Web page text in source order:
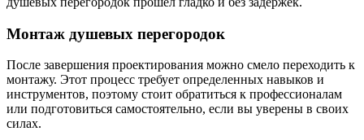
Монтаж душевых перегородок
После завершения проектирования можно смело переходить к
монтажу. Этот процесс требует определенных навыков и
инструментов, поэтому стоит обратиться к профессионалам
или подготовиться самостоятельно, если вы уверены в своих
силах.